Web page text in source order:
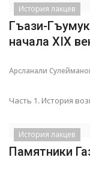
История лакцев
Гъази-
начала XIX
Арсланали
Часть 1. История
История лакцев
Памятники